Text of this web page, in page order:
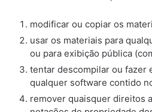
modificar ou copiar os
usar os materiais para
ou para exibição pública
tentar descompilar ou fazer
qualquer software contido
remover quaisquer direitos